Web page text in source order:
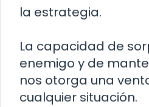
la estrategia.
La capacidad de
enemigo y de
nos otorga una
cualquier situación.